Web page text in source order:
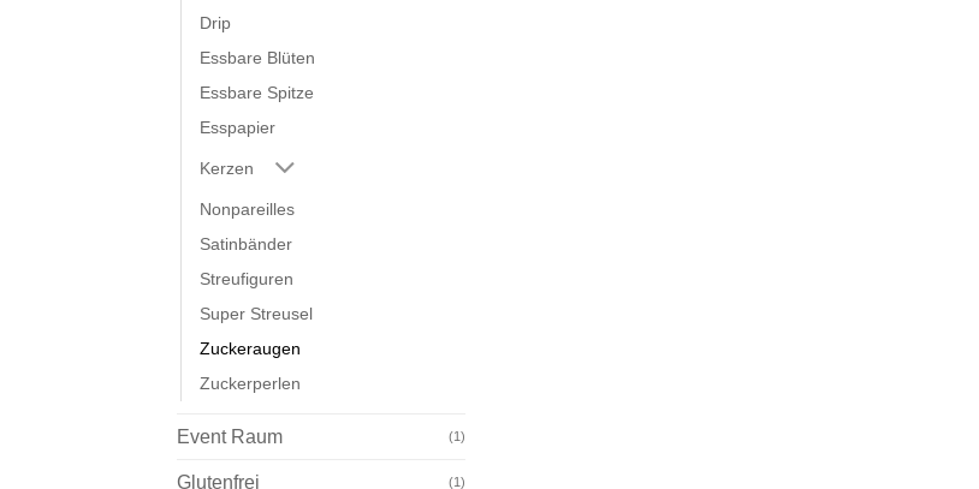
Drip
Essbare Blüten
Essbare Spitze
Esspapier
Kerzen
Nonpareilles
Satinbänder
Streufiguren
Super Streusel
Zuckeraugen
Zuckerperlen
Event Raum (1)
Glutenfrei (1)